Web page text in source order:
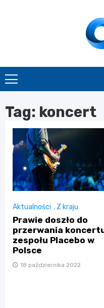
Tag: koncert
Aktualności , Z kraju
Prawie doszło do
przerwania
zespołu Placebo w
Polsce
18 października 2022